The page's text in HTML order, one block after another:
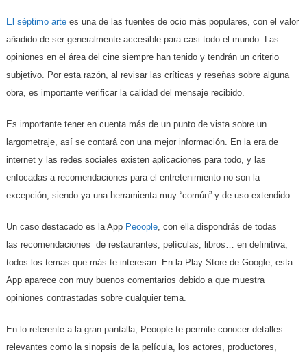
El séptimo artees una de las fuentes de ocio más populares, con el valor
añadido de ser generalmente accesible para casi todo el mundo. Las
opiniones en el área del cine siempre han tenido y tendrán un criterio
subjetivo. Por esta razón, al revisar las críticas y reseñas sobre alguna
obra, es importante verificar la calidad del mensaje recibido.
Es importante tener en cuenta más de un punto de vista sobre un
largometraje, así se contará con una mejor información. En la era de
internet y las redes sociales existen aplicaciones para todo, y las
enfocadas a recomendaciones para el entretenimiento no son la
excepción, siendo ya una herramienta muy “común” y de uso extendido.
Un caso destacado es la App Peoople, con ella dispondrás de todas
las recomendaciones de restaurantes, películas, libros… en definitiva,
todos los temas que más te interesan. En la Play Store de Google, esta
App aparece con muy buenos comentarios debido a que muestra
opiniones contrastadas sobre cualquier tema.
En lo referente a la gran pantalla, Peoople te permite conocer detalles
relevantes como la sinopsis de la película, los actores, productores,